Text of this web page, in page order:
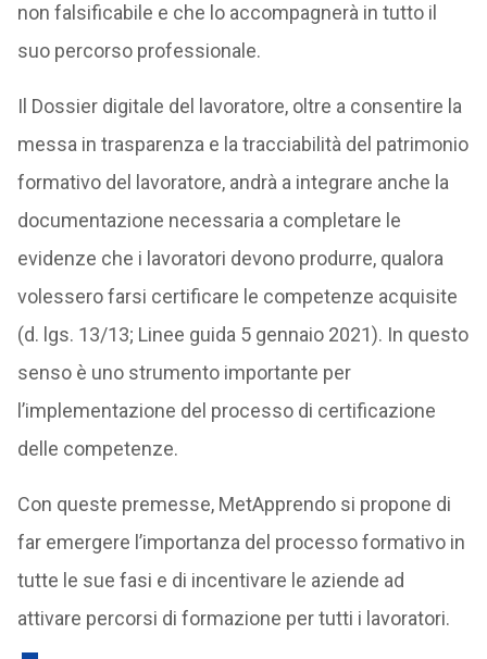
non falsificabile e che lo accompagnerà in tutto il
suo percorso professionale.
Il Dossier digitale del lavoratore, oltre a consentire la
messa in trasparenza e la tracciabilità del patrimonio
formativo del lavoratore, andrà a integrare anche la
documentazione necessaria a completare le
evidenze che i lavoratori devono produrre, qualora
volessero farsi certificare le competenze acquisite
(d. lgs. 13/13; Linee guida 5 gennaio 2021). In questo
senso è uno strumento importante per
l’implementazione del processo di certificazione
delle competenze.
Con queste premesse, MetApprendo si propone di
far emergere l’importanza del processo formativo in
tutte le sue fasi e di incentivare le aziende ad
attivare percorsi di formazione per tutti i lavoratori.